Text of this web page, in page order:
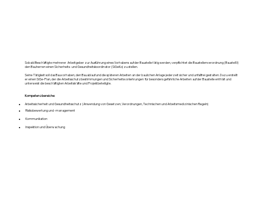
Sobald Beschäftigte mehrerer Arbeitgeber zur Ausführung eines Vorhabens auf der Baustelle tätig werden, verpflichtet die Baustellenverordnung (BaustellV)
den Bauherren einen Sicherheits- und Gesundheitskoordinator (SiGeKo) zu stellen.
Seine Tätigkeit soll das Bauvorhaben, den Bauablauf und die späteren Arbeiten an der baulichen Anlage jederzeit sicher und unfallfrei gestalten. Dazu erstellt
er einen SiGe-Plan, der die Arbeitsschutzbestimmungen und Sicherheitsvorkehrungen für besonders gefährliche Arbeiten auf der Baustelle enthält und
unterweist die beschäftigten Arbeitskräfte und Projektbeteiligte.
Kompetenzbereiche:
Arbeitssicherheit und Gesundheitsschutz (Anwendung von Gesetzen, Verordnungen, Technischen und Arbeitsmedizinischen Regeln)
Risikobewertung und -management
Kommunikation
Inspektion und Überwachung